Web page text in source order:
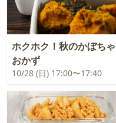
ホクホク！秋のかぼちゃ
おかず
10/28 (日) 17:00〜17:40